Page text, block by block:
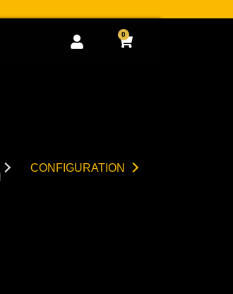
0
Cart
CONFIGURATION